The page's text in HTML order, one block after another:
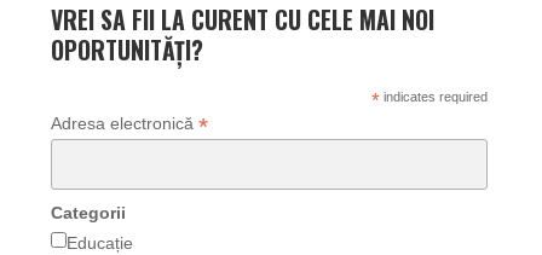
VREI SA FII LA CURENT CU CELE MAI NOI
OPORTUNITĂȚI?
*indicates required
Adresa electronică *
Categorii
Educație